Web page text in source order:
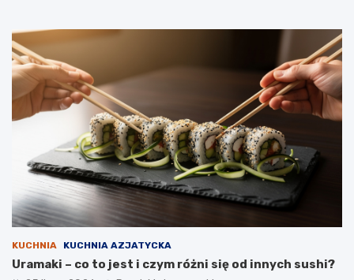
KUCHNIA KUCHNIA AZJATYCKA
Uramaki – co to jest i czym różni się od innych sushi?